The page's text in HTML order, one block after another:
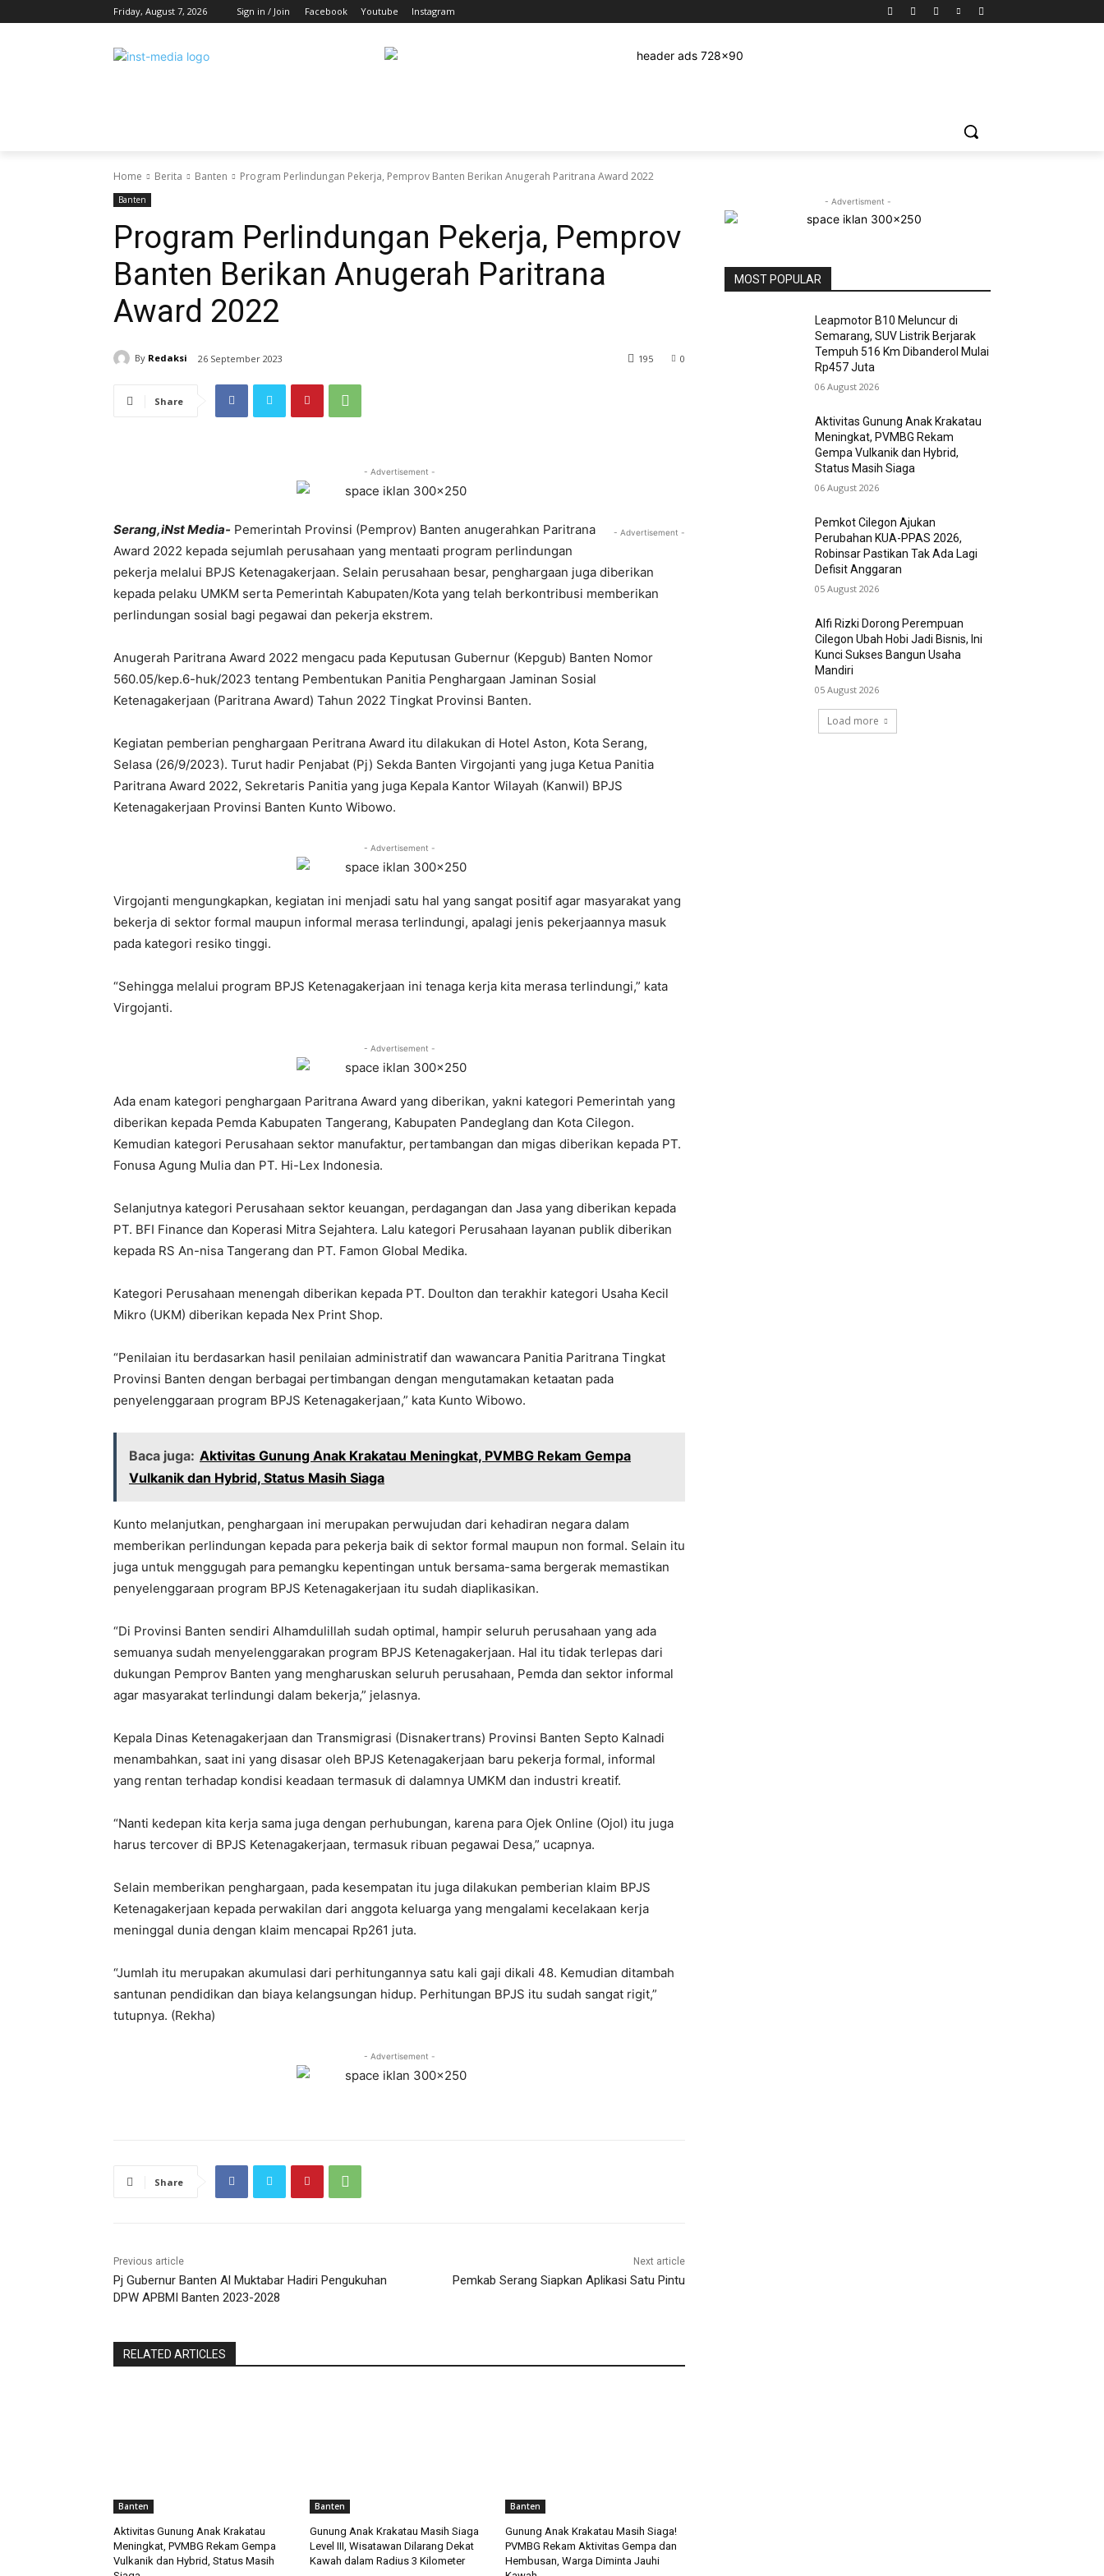
Friday, August 7, 2026 Sign in / Join Facebook Youtube Instagram
Home Berita Banten Program Perlindungan Pekerja, Pemprov Banten Berikan Anugerah Paritrana Award 2022
Banten
Program Perlindungan Pekerja, Pemprov
Banten Berikan Anugerah Paritrana
Award 2022
By Redaksi 26 September 2023 0
195
Share
- Advertisement -
- Advertisement -
Serang,iNst Media- Pemerintah Provinsi (Pemprov) Banten anugerahkan Paritrana
Award 2022 kepada sejumlah perusahaan yang mentaati program perlindungan
pekerja melalui BPJS Ketenagakerjaan. Selain perusahaan besar, penghargaan juga diberikan
kepada pelaku UMKM serta Pemerintah Kabupaten/Kota yang telah berkontribusi memberikan
perlindungan sosial bagi pegawai dan pekerja ekstrem.
Anugerah Paritrana Award 2022 mengacu pada Keputusan Gubernur (Kepgub) Banten Nomor
560.05/kep.6-huk/2023 tentang Pembentukan Panitia Penghargaan Jaminan Sosial
Ketenagakerjaan (Paritrana Award) Tahun 2022 Tingkat Provinsi Banten.
Kegiatan pemberian penghargaan Peritrana Award itu dilakukan di Hotel Aston, Kota Serang,
Selasa (26/9/2023). Turut hadir Penjabat (Pj) Sekda Banten Virgojanti yang juga Ketua Panitia
Paritrana Award 2022, Sekretaris Panitia yang juga Kepala Kantor Wilayah (Kanwil) BPJS
Ketenagakerjaan Provinsi Banten Kunto Wibowo.
- Advertisement -
Virgojanti mengungkapkan, kegiatan ini menjadi satu hal yang sangat positif agar masyarakat yang
bekerja di sektor formal maupun informal merasa terlindungi, apalagi jenis pekerjaannya masuk
pada kategori resiko tinggi.
“Sehingga melalui program BPJS Ketenagakerjaan ini tenaga kerja kita merasa terlindungi,” kata
Virgojanti.
- Advertisement -
Ada enam kategori penghargaan Paritrana Award yang diberikan, yakni kategori Pemerintah yang
diberikan kepada Pemda Kabupaten Tangerang, Kabupaten Pandeglang dan Kota Cilegon.
Kemudian kategori Perusahaan sektor manufaktur, pertambangan dan migas diberikan kepada PT.
Fonusa Agung Mulia dan PT. Hi-Lex Indonesia.
Selanjutnya kategori Perusahaan sektor keuangan, perdagangan dan Jasa yang diberikan kepada
PT. BFI Finance dan Koperasi Mitra Sejahtera. Lalu kategori Perusahaan layanan publik diberikan
kepada RS An-nisa Tangerang dan PT. Famon Global Medika.
Kategori Perusahaan menengah diberikan kepada PT. Doulton dan terakhir kategori Usaha Kecil
Mikro (UKM) diberikan kepada Nex Print Shop.
“Penilaian itu berdasarkan hasil penilaian administratif dan wawancara Panitia Paritrana Tingkat
Provinsi Banten dengan berbagai pertimbangan dengan mengutamakan ketaatan pada
penyelenggaraan program BPJS Ketenagakerjaan,” kata Kunto Wibowo.
Baca juga: Aktivitas Gunung Anak Krakatau Meningkat, PVMBG Rekam Gempa
Vulkanik dan Hybrid, Status Masih Siaga
Kunto melanjutkan, penghargaan ini merupakan perwujudan dari kehadiran negara dalam
memberikan perlindungan kepada para pekerja baik di sektor formal maupun non formal. Selain itu
juga untuk menggugah para pemangku kepentingan untuk bersama-sama bergerak memastikan
penyelenggaraan program BPJS Ketenagakerjaan itu sudah diaplikasikan.
“Di Provinsi Banten sendiri Alhamdulillah sudah optimal, hampir seluruh perusahaan yang ada
semuanya sudah menyelenggarakan program BPJS Ketenagakerjaan. Hal itu tidak terlepas dari
dukungan Pemprov Banten yang mengharuskan seluruh perusahaan, Pemda dan sektor informal
agar masyarakat terlindungi dalam bekerja,” jelasnya.
Kepala Dinas Ketenagakerjaan dan Transmigrasi (Disnakertrans) Provinsi Banten Septo Kalnadi
menambahkan, saat ini yang disasar oleh BPJS Ketenagakerjaan baru pekerja formal, informal
yang rentan terhadap kondisi keadaan termasuk di dalamnya UMKM dan industri kreatif.
“Nanti kedepan kita kerja sama juga dengan perhubungan, karena para Ojek Online (Ojol) itu juga
harus tercover di BPJS Ketenagakerjaan, termasuk ribuan pegawai Desa,” ucapnya.
Selain memberikan penghargaan, pada kesempatan itu juga dilakukan pemberian klaim BPJS
Ketenagakerjaan kepada perwakilan dari anggota keluarga yang mengalami kecelakaan kerja
meninggal dunia dengan klaim mencapai Rp261 juta.
“Jumlah itu merupakan akumulasi dari perhitungannya satu kali gaji dikali 48. Kemudian ditambah
santunan pendidikan dan biaya kelangsungan hidup. Perhitungan BPJS itu sudah sangat rigit,”
tutupnya. (Rekha)
- Advertisement -
Share
Previous article
Pj Gubernur Banten Al Muktabar Hadiri Pengukuhan
DPW APBMI Banten 2023-2028
Next article
Pemkab Serang Siapkan Aplikasi Satu Pintu
RELATED ARTICLES
Banten
Aktivitas Gunung Anak Krakatau
Meningkat, PVMBG Rekam Gempa
Vulkanik dan Hybrid, Status Masih
Banten
Gunung Anak Krakatau Masih Siaga
Level III, Wisatawan Dilarang Dekat
Kawah dalam Radius 3 Kilometer
Banten
Gunung Anak Krakatau Masih Siaga!
PVMBG Rekam Aktivitas Gempa dan
Hembusan, Warga Diminta Jauhi
- Advertisment -
MOST POPULAR
Leapmotor B10 Meluncur di
Semarang, SUV Listrik Berjarak
Tempuh 516 Km Dibanderol Mulai
Rp457 Juta
06 August 2026
Aktivitas Gunung Anak Krakatau
Meningkat, PVMBG Rekam
Gempa Vulkanik dan Hybrid,
Status Masih Siaga
06 August 2026
Pemkot Cilegon Ajukan
Perubahan KUA-PPAS 2026,
Robinsar Pastikan Tak Ada Lagi
Defisit Anggaran
05 August 2026
Alfi Rizki Dorong Perempuan
Cilegon Ubah Hobi Jadi Bisnis, Ini
Kunci Sukses Bangun Usaha
Mandiri
05 August 2026
Load more